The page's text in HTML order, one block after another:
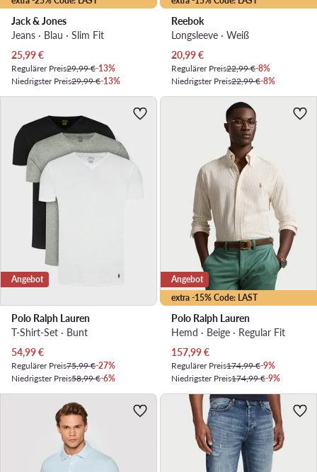
Jack & Jones
Jeans · Blau · Slim Fit
Aktueller Preis
25,99€
Regulärer Preis29,99 €-13%
Niedrigster Preis29,99 €-13%
Reebok
Longsleeve · Weiß
Aktueller Preis
20,99€
Regulärer Preis22,99 €-8%
Niedrigster Preis22,99 €-8%
Angebot
Polo Ralph Lauren
T-Shirt-Set · Bunt
Aktueller Preis
54,99€
Regulärer Preis75,99 €-27%
Niedrigster Preis58,99 €-6%
extra -15% Code: LAST
Angebot
Polo Ralph Lauren
Hemd · Beige · Regular Fit
Aktueller Preis
157,99€
Regulärer Preis174,99 €-9%
Niedrigster Preis174,99 €-9%